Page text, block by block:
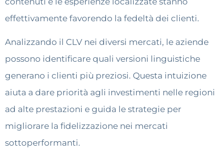
effettivamente favorendo la fedeltà dei clienti.
Analizzando il CLV nei diversi mercati, le aziende
possono identificare quali versioni linguistiche
generano i clienti più preziosi. Questa intuizione
aiuta a dare priorità agli investimenti nelle regioni
ad alte prestazioni e guida le strategie per
migliorare la fidelizzazione nei mercati
sottoperformanti.